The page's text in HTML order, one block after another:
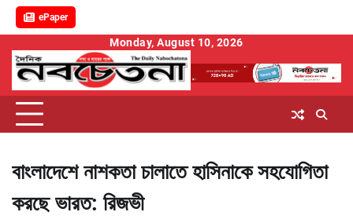
ePaper
content
Monday, August 10, 2026
বাংলাদেশে নাশকতা চালাতে হাসিনাকে সহযোগিতা
করছে ভারত: রিজভী